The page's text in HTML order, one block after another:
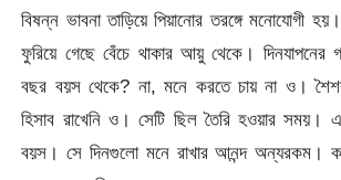
বিষন্ন ভাবনা তাড়িয়ে পিয়ানোর তরঙ্গে মনোযোগী
ফুরিয়ে গেছে বেঁচে থাকার আয়ু থেকে।
বছর বয়স থেকে? না, মনে করতে চায় না ও।
হিসাব রাখেনি ও। সেটি ছিল তৈরি হওয়ার
বয়স। সে দিনগুলো মনে রাখার আনন্দ অন্যরকম।